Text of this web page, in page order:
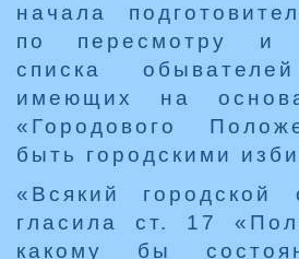
начала
по пересмотру и
списка
имеющих на
«Городового
быть городскими
«Всякий городской
гласила ст. 17
какому бы